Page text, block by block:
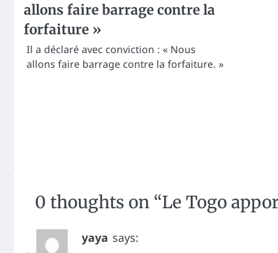
allons faire barrage contre la
forfaiture »
Il a déclaré avec conviction : « Nous
allons faire barrage contre la forfaiture. »
0 thoughts on “Le Togo
yaya says: